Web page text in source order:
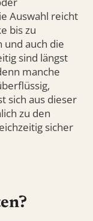
Auswahl reicht
bis zu
auch die
sind längst
manche
sich aus dieser
zu den
sicher